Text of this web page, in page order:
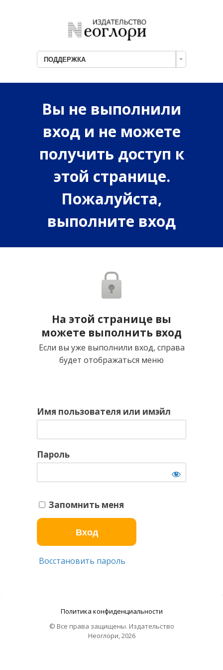
ПОДДЕРЖКА
Вы не выполнили
вход и не можете
получить доступ к
этой странице.
Пожалуйста,
выполните вход
На этой странице вы
можете выполнить вход
Если вы уже выполнили вход, справа
будет отображаться меню
Имя пользователя или имэйл
Пароль
Запомнить меня
Восстановить пароль
Политика конфиденциальности
© Все права защищены. Издательство
Неоглори, 2026